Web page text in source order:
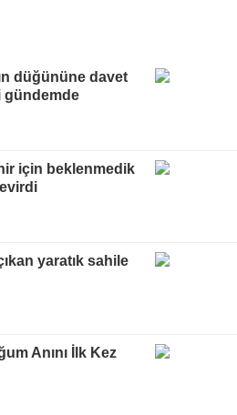
düğününe davet
gündemde
için beklenmedik
yaratık sahile
Anını İlk Kez